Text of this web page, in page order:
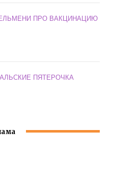
ПРО ВАКЦИНАЦИЮ
ПЯТЕРОЧКА